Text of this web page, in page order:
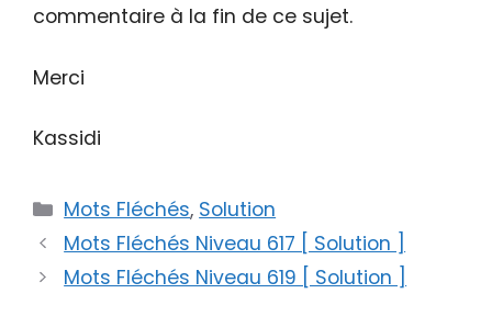
commentaire à la fin de ce sujet.
Merci
Kassidi
Catégories
Mots Fléchés, Solution
Mots Fléchés Niveau 617 [ Solution ]
Mots Fléchés Niveau 619 [ Solution ]